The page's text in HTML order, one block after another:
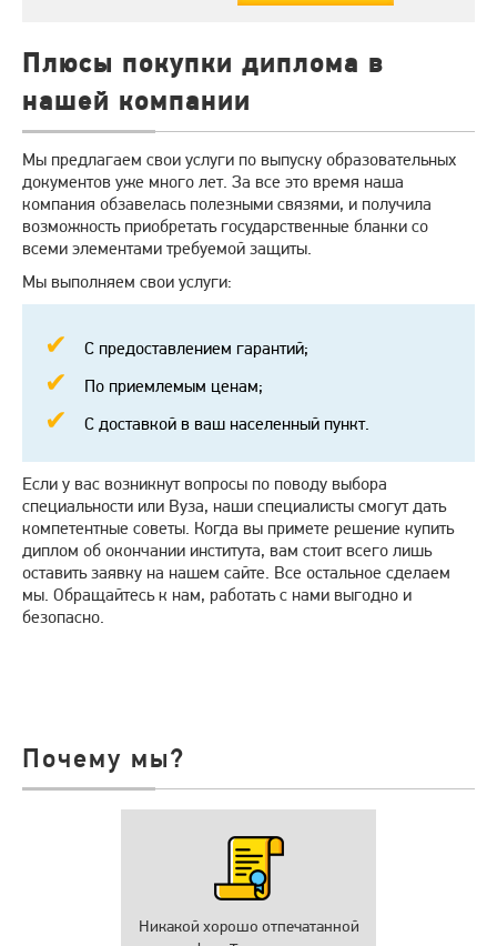
Плюсы покупки диплома в
нашей компании
Мы предлагаем свои услуги по выпуску образовательных
документов уже много лет. За все это время наша
компания обзавелась полезными связями, и получила
возможность приобретать государственные бланки со
всеми элементами требуемой защиты.
Мы выполняем свои услуги:
С предоставлением гарантий;
По приемлемым ценам;
С доставкой в ваш населенный пункт.
Если у вас возникнут вопросы по поводу выбора
специальности или Вуза, наши специалисты смогут дать
компетентные советы. Когда вы примете решение купить
диплом об окончании института, вам стоит всего лишь
оставить заявку на нашем сайте. Все остальное сделаем
мы. Обращайтесь к нам, работать с нами выгодно и
безопасно.
Почему мы?
Никакой хорошо отпечатанной